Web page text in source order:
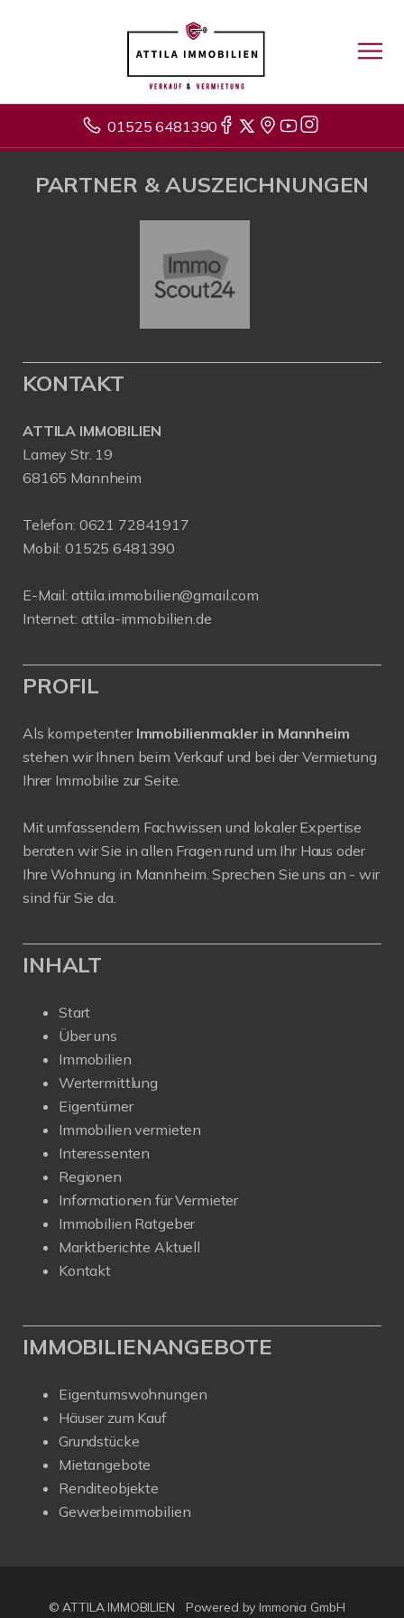
01525 6481390
PARTNER & AUSZEICHNUNGEN
KONTAKT
ATTILA IMMOBILIEN
Lamey Str. 19
68165 Mannheim
Telefon: 0621 72841917
Mobil: 01525 6481390
E-Mail: attila.immobilien@gmail.com
Internet: attila-immobilien.de
PROFIL
Als kompetenter Immobilienmakler in Mannheim
stehen wir Ihnen beim Verkauf und bei der Vermietung
Ihrer Immobilie zur Seite.
Mit umfassendem Fachwissen und lokaler Expertise
beraten wir Sie in allen Fragen rund um Ihr Haus oder
Ihre Wohnung in Mannheim. Sprechen Sie uns an - wir
sind für Sie da.
INHALT
Start
Über uns
Immobilien
Wertermittlung
Eigentümer
Immobilien vermieten
Interessenten
Regionen
Informationen für Vermieter
Immobilien Ratgeber
Marktberichte Aktuell
Kontakt
IMMOBILIENANGEBOTE
Eigentumswohnungen
Häuser zum Kauf
Grundstücke
Mietangebote
Renditeobjekte
Gewerbeimmobilien
© ATTILA IMMOBILIEN Powered by Immonia GmbH